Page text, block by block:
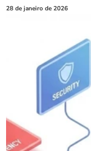
28 de janeiro de 2026